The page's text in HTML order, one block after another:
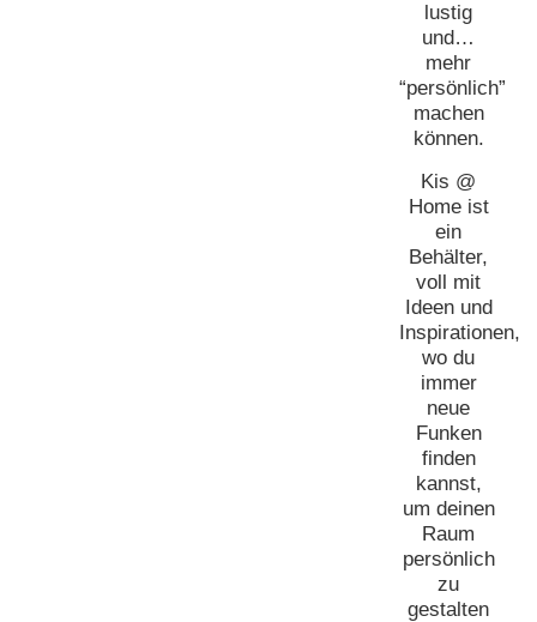
lustig
und…
mehr
“persönlich”
machen
können.
Kis @
Home ist
ein
Behälter,
voll mit
Ideen und
Inspirationen,
wo du
immer
neue
Funken
finden
kannst,
um deinen
Raum
persönlich
zu
gestalten